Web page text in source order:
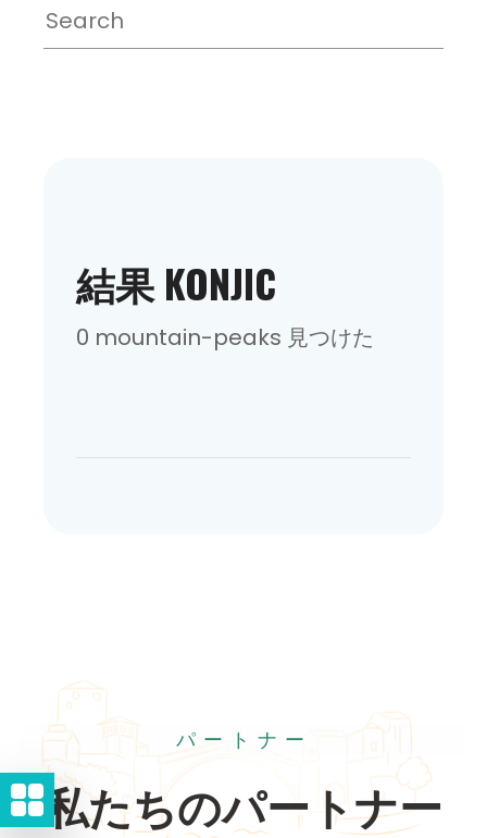
結果 KONJIC
0 mountain-peaks 見つけた
パートナー
私たちのパートナー